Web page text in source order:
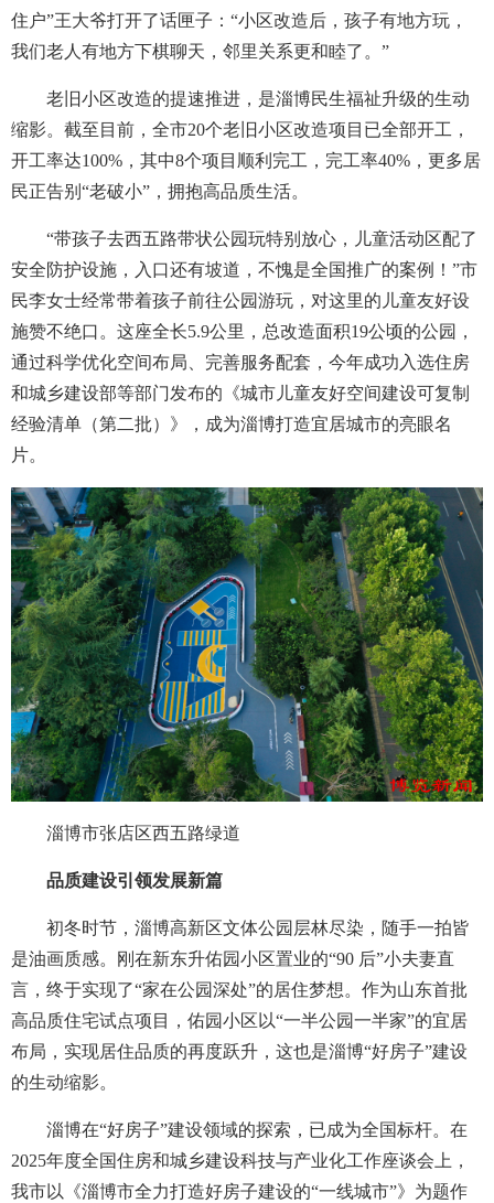
住户”王大爷打开了话匣子：“小区改造后，孩子有地方玩，
我们老人有地方下棋聊天，邻里关系更和睦了。”
老旧小区改造的提速推进，是淄博民生福祉升级的生动
缩影。截至目前，全市20个老旧小区改造项目已全部开工，
开工率达100%，其中8个项目顺利完工，完工率40%，更多居
民正告别“老破小”，拥抱高品质生活。
“带孩子去西五路带状公园玩特别放心，儿童活动区配了
安全防护设施，入口还有坡道，不愧是全国推广的案例！”市
民李女士经常带着孩子前往公园游玩，对这里的儿童友好设
施赞不绝口。这座全长5.9公里，总改造面积19公顷的公园，
通过科学优化空间布局、完善服务配套，今年成功入选住房
和城乡建设部等部门发布的《城市儿童友好空间建设可复制
经验清单（第二批）》，成为淄博打造宜居城市的亮眼名
片。
淄博市张店区西五路绿道
品质建设引领发展新篇
初冬时节，淄博高新区文体公园层林尽染，随手一拍皆
是油画质感。刚在新东升佑园小区置业的“90 后”小夫妻直
言，终于实现了“家在公园深处”的居住梦想。作为山东首批
高品质住宅试点项目，佑园小区以“一半公园一半家”的宜居
布局，实现居住品质的再度跃升，这也是淄博“好房子”建设
的生动缩影。
淄博在“好房子”建设领域的探索，已成为全国标杆。在
2025年度全国住房和城乡建设科技与产业化工作座谈会上，
我市以《淄博市全力打造好房子建设的“一线城市”》为题作